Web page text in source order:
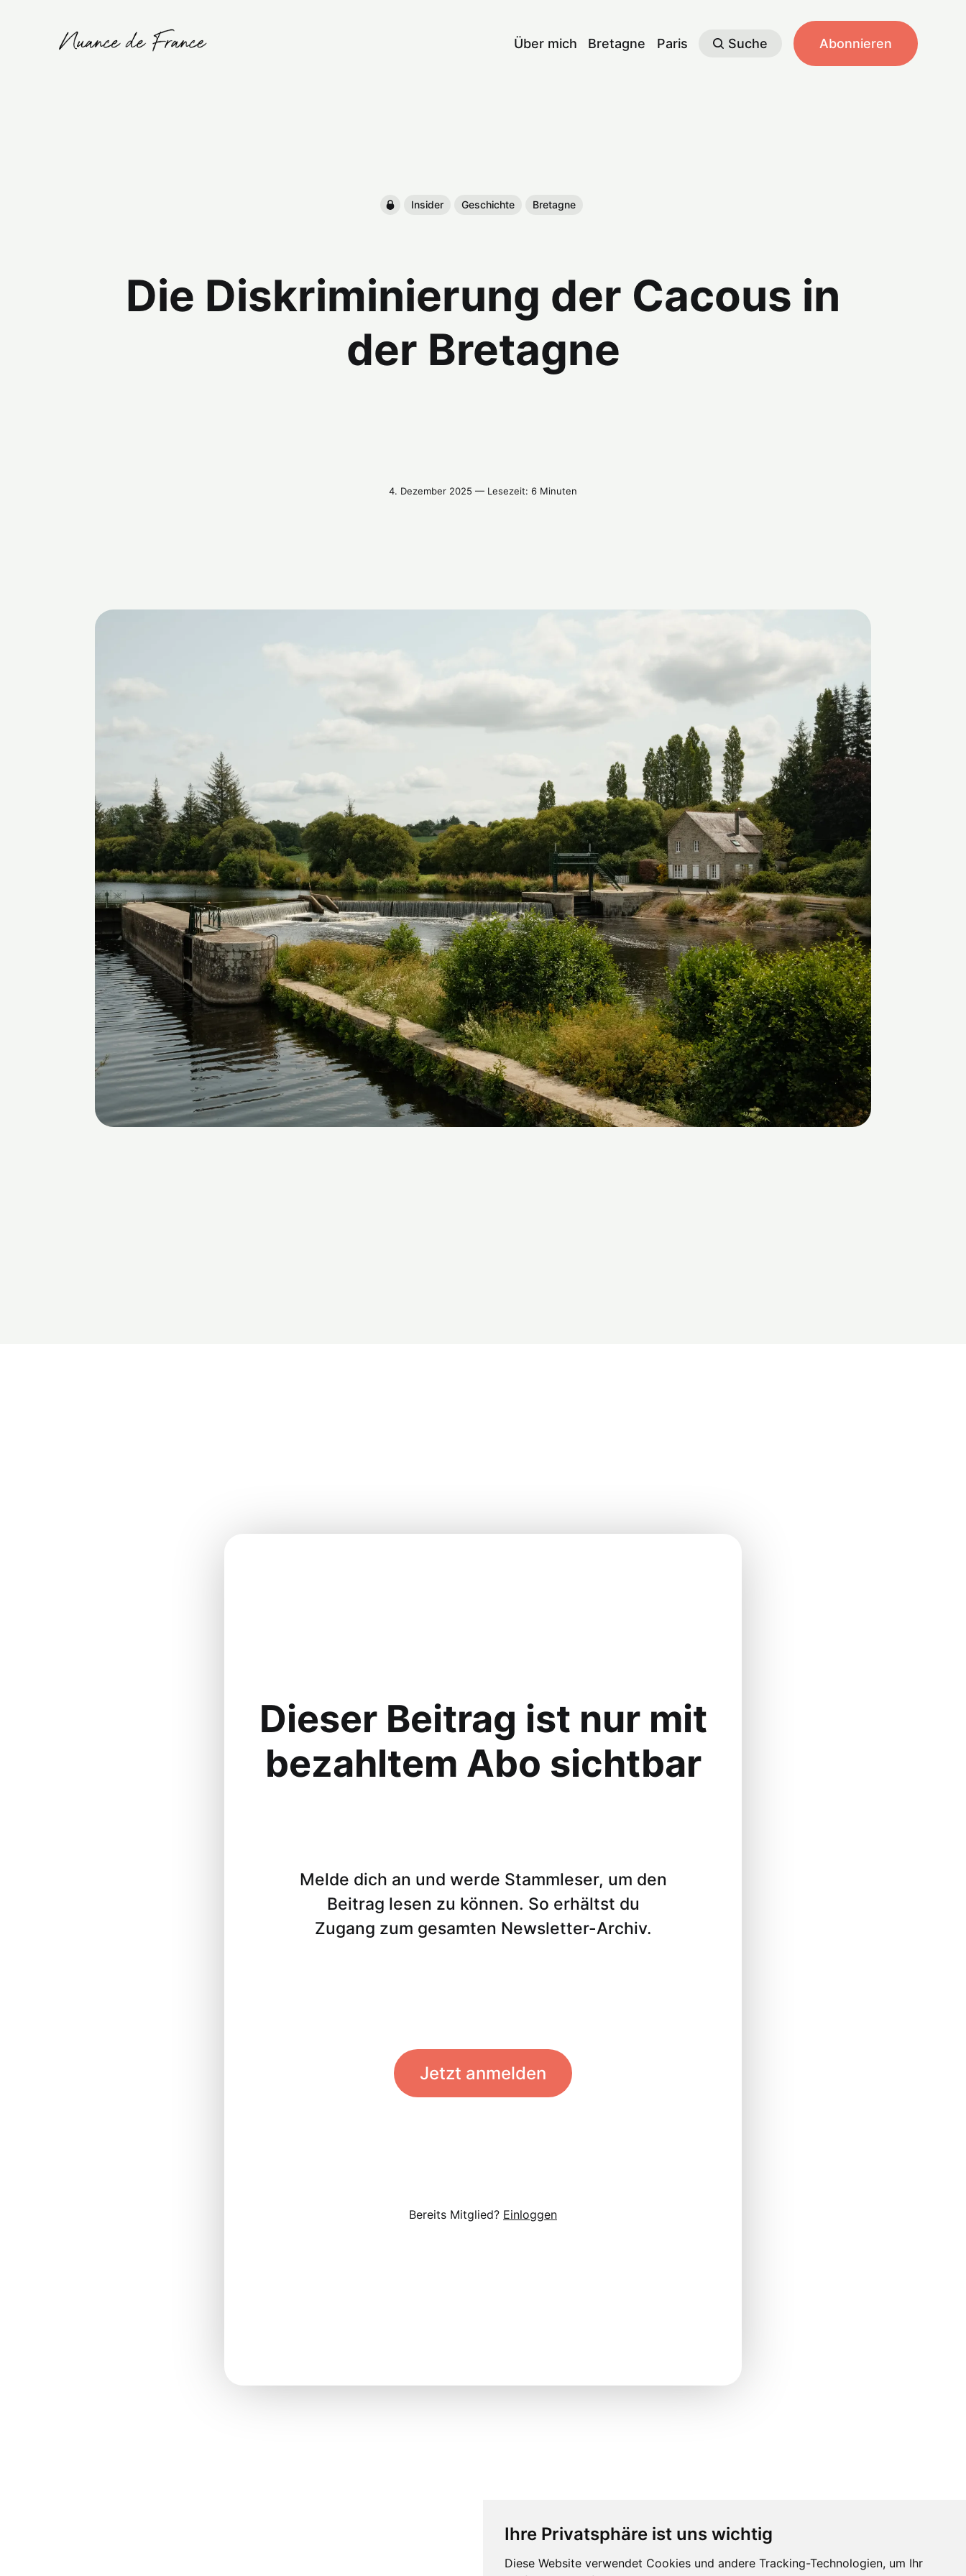
Ihre Privatsphäre ist uns wichtig
Diese Website verwendet Cookies und andere Tracking-Technologien, um Ihr
Über mich Bretagne Paris Suche Abonnieren
Insider Geschichte Bretagne
Die Diskriminierung der Cacous in
der Bretagne
4. Dezember 2025 — Lesezeit: 6 Minuten
Dieser Beitrag ist nur mit
bezahltem Abo sichtbar
Melde dich an und werde Stammleser, um den
Beitrag lesen zu können. So erhältst du
Zugang zum gesamten Newsletter-Archiv.
Jetzt anmelden
Bereits Mitglied? Einloggen